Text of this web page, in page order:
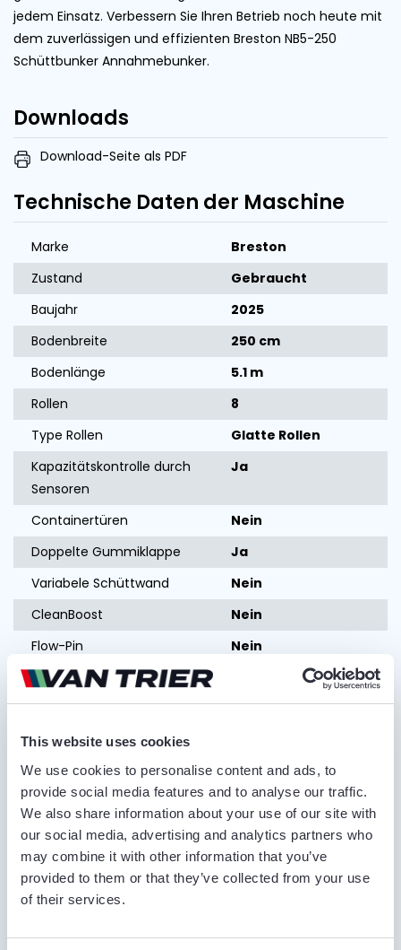
This website uses cookies
We use cookies to personalise content and ads, to
provide social media features and to analyse our traffic.
We also share information about your use of our site with
our social media, advertising and analytics partners who
may combine it with other information that you’ve
provided to them or that they’ve collected from your use
of their services.
jedem Einsatz. Verbessern Sie Ihren Betrieb noch heute mit
dem zuverlässigen und effizienten Breston NB5-250
Schüttbunker Annahmebunker.
Downloads
Download-Seite als PDF
Technische Daten der Maschine
Marke
Breston
Zustand
Gebraucht
Baujahr
2025
Bodenbreite
250 cm
Bodenlänge
5.1 m
Rollen
8
Type Rollen
Glatte Rollen
Kapazitätskontrolle durch
Sensoren
Ja
Containertüren
Nein
Doppelte Gummiklappe
Ja
Variabele Schüttwand
Nein
CleanBoost
Nein
Flow-Pin
Nein
Smart-Pin
Präsentierband
Nein
Angebot anfordern
VOR- UND NACHNAME*
NAME DES UNTERNEHMENS